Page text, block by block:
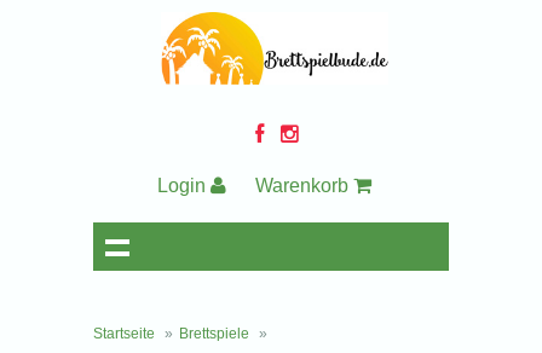
Login Warenkorb
Startseite » Brettspiele
»